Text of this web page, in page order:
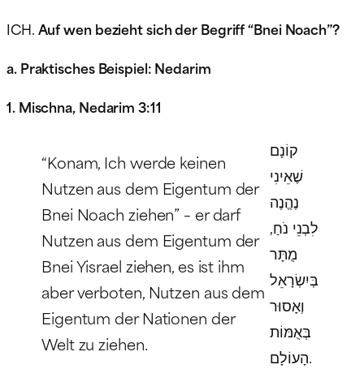
ICH.Auf wen bezieht sich der Begriff “Bnei Noach”?
a. Praktisches Beispiel: Nedarim
1. Mischna, Nedarim 3:11
“Konam, Ich werde keinen
Nutzen aus dem Eigentum der
Bnei Noach ziehen” – er darf
Nutzen aus dem Eigentum der
Bnei Yisrael ziehen, es ist ihm
aber verboten, Nutzen aus dem
Eigentum der Nationen der
Welt zu ziehen.
קוֹנָם
שֶׁאֵינִי
נֶהֱנֶה
לִבְנֵי נֹחַ,
מֻתָּר
בְּיִשְׂרָאֵל
וְאָסוּר
בְּאֻמּוֹת
הָעוֹלָם.